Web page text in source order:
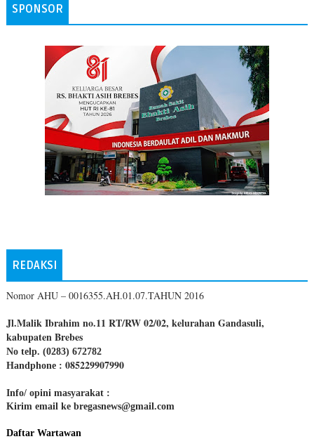
SPONSOR
REDAKSI
Nomor AHU – 0016355.AH.01.07.TAHUN 2016
Jl.Malik Ibrahim no.11 RT/RW 02/02, kelurahan Gandasuli,
kabupaten Brebes
No telp. (0283) 672782
Handphone : 085229907990
Info/ opini masyarakat :
Kirim email ke bregasnews@gmail.com
Daftar Wartawan